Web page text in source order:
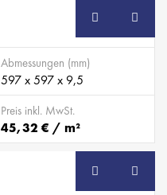
Abmessungen (mm)
597 x 597 x 9,5
Preis inkl. MwSt.
45,32 € / m²